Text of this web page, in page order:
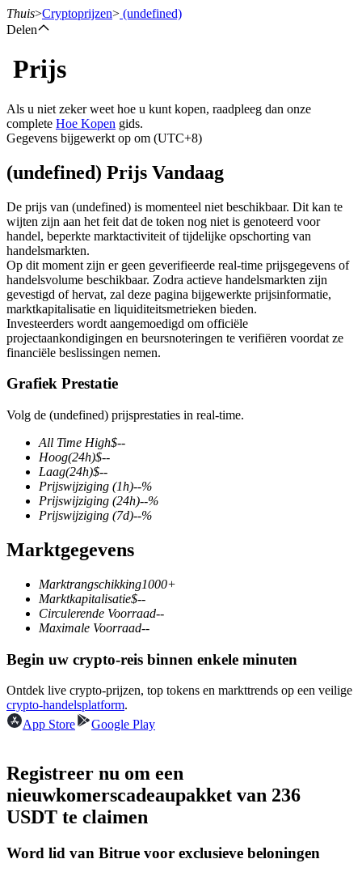
Termijncontracten
USDT-futures
Futures met USDT als onderpand
COIN-M-futures
Cryptocurrency-futures
TradFi
Derivaten voor aandelen, forex, edelmetalen en grondstoffen
USDC-futures
Thuis>Cryptoprijzen> (undefined)
Delen
Prijs
Als u niet zeker weet hoe u kunt kopen, raadpleeg dan onze
complete Hoe Kopen gids.
Gegevens bijgewerkt op om (UTC+8)
(undefined) Prijs Vandaag
De prijs van (undefined) is momenteel niet beschikbaar. Dit kan te
wijten zijn aan het feit dat de token nog niet is genoteerd voor
handel, beperkte marktactiviteit of tijdelijke opschorting van
handelsmarkten.
Op dit moment zijn er geen geverifieerde real-time prijsgegevens of
handelsvolume beschikbaar. Zodra actieve handelsmarkten zijn
gevestigd of hervat, zal deze pagina bijgewerkte prijsinformatie,
marktkapitalisatie en liquiditeitsmetrieken bieden.
Investeerders wordt aangemoedigd om officiële
projectaankondigingen en beursnoteringen te verifiëren voordat ze
financiële beslissingen nemen.
Grafiek Prestatie
Volg de (undefined) prijsprestaties in real-time.
All Time High$--
Hoog(24h)$--
Laag(24h)$--
Prijswijziging (1h)--%
Prijswijziging (24h)--%
Prijswijziging (7d)--%
Marktgegevens
Marktrangschikking1000+
Marktkapitalisatie$--
Circulerende Voorraad--
Maximale Voorraad--
Begin uw crypto-reis binnen enkele minuten
Ontdek live crypto-prijzen, top tokens en markttrends op een veilige
crypto-handelsplatform.
App Store
Google Play
Registreer nu om een
nieuwkomerscadeaupakket van 236
USDT te claimen
Word lid van Bitrue voor exclusieve beloningen